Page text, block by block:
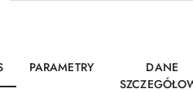
PARAMETRY
DANE